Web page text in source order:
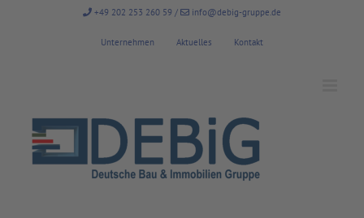
+49 202 253 260 59 / info@debig-gruppe.de
Unternehmen Aktuelles Kontakt